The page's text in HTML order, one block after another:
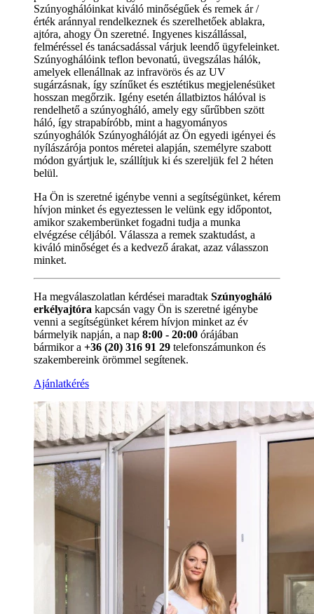
Szúnyoghálóinkat kiváló minőségűek és remek ár /
érték aránnyal rendelkeznek és szerelhetőek ablakra,
ajtóra, ahogy Ön szeretné. Ingyenes kiszállással,
felméréssel és tanácsadással várjuk leendő ügyfeleinket.
Szúnyoghálóink teflon bevonatú, üvegszálas hálók,
amelyek ellenállnak az infravörös és az UV
sugárzásnak, így színűket és esztétikus megjelenésüket
hosszan megőrzik. Igény esetén állatbiztos hálóval is
rendelhető a szúnyogháló, amely egy sűrűbben szött
háló, így strapabíróbb, mint a hagyományos
szúnyoghálók Szúnyoghálóját az Ön egyedi igényei és
nyílászárója pontos méretei alapján, személyre szabott
módon gyártjuk le, szállítjuk ki és szereljük fel 2 héten
belül.
Ha Ön is szeretné igénybe venni a segítségünket, kérem
hívjon minket és egyeztessen le velünk egy időpontot,
amikor szakemberünket fogadni tudja a munka
elvégzése céljából. Válassza a remek szaktudást, a
kiváló minőséget és a kedvező árakat, azaz válasszon
minket.
Ha megválaszolatlan kérdései maradtak Szúnyogháló
erkélyajtóra kapcsán vagy Ön is szeretné igénybe
venni a segítségünket kérem hívjon minket az év
bármelyik napján, a nap 8:00 - 20:00 órájában
bármikor a +36 (20) 316 91 29 telefonszámunkon és
szakembereink örömmel segítenek.
Ajánlatkérés